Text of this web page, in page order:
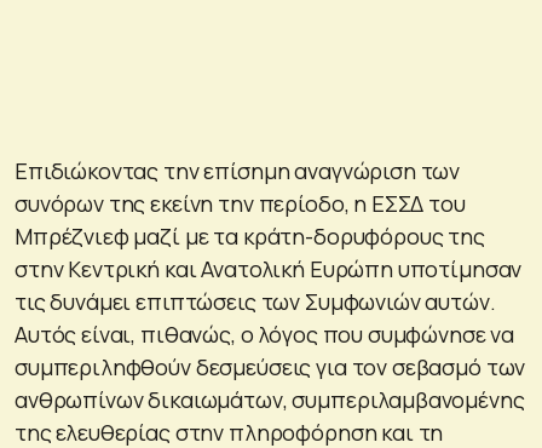
Επιδιώκοντας την επίσημη αναγνώριση των
συνόρων της εκείνη την περίοδο, η ΕΣΣΔ του
Μπρέζνιεφ μαζί με τα κράτη-δορυφόρους της
στην Κεντρική και Ανατολική Ευρώπη υποτίμησαν
τις δυνάμει επιπτώσεις των Συμφωνιών αυτών.
Αυτός είναι, πιθανώς, ο λόγος που συμφώνησε να
συμπεριληφθούν δεσμεύσεις για τον σεβασμό των
ανθρωπίνων δικαιωμάτων, συμπεριλαμβανομένης
της ελευθερίας στην πληροφόρηση και τη